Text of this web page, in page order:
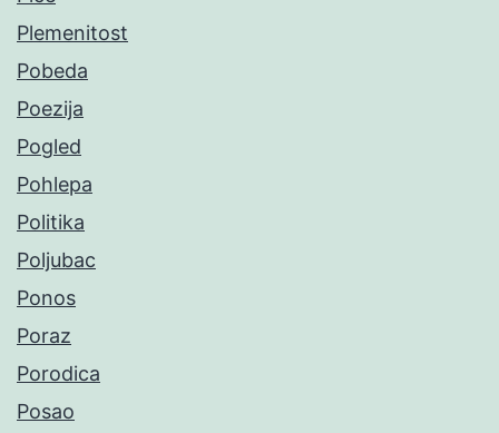
Plemenitost
Pobeda
Poezija
Pogled
Pohlepa
Politika
Poljubac
Ponos
Poraz
Porodica
Posao